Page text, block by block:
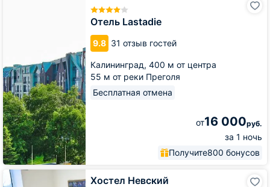
Отель Lastadie
9.8 31 отзыв гостей
Калининград, 400 м от центра
55 м от реки Преголя
Бесплатная отмена
от16 000руб.
за 1 ночь
Получите800 бонусов
Хостел Невский
Хостел
Невский